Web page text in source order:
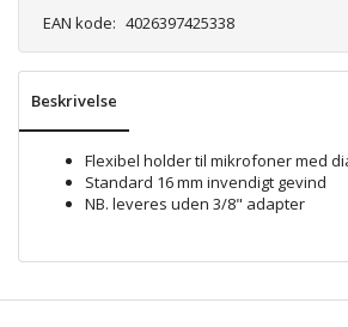
EAN kode: 4026397425338
Beskrivelse
Flexibel holder til mikrofoner med
Standard 16 mm invendigt gevind
NB. leveres uden 3/8" adapter